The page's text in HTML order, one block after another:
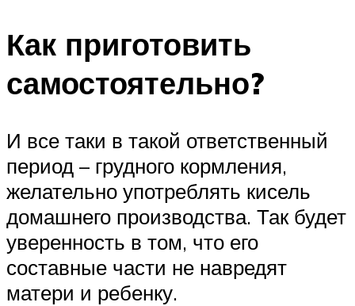
Как приготовить
самостоятельно?
И все таки в такой ответственный
период – грудного кормления,
желательно употреблять кисель
домашнего производства. Так будет
уверенность в том, что его
составные части не навредят
матери и ребенку.